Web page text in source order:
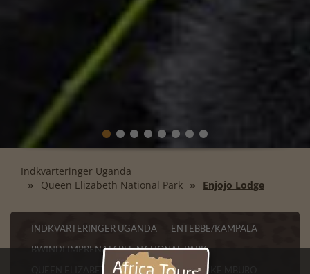
Indkvarteringer Uganda
Queen Elizabeth National Park
Enjojo Lodge
INDKVARTERINGER UGANDA
ENTEBBE/KAMPALA
BWINDI IMPRENATABLE NATIONAL PARK
QUEEN ELIZABETH NATIONAL PARK
LAKE MBURO